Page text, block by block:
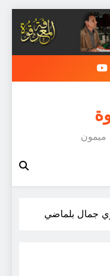
ميمون
جمال بلماضي